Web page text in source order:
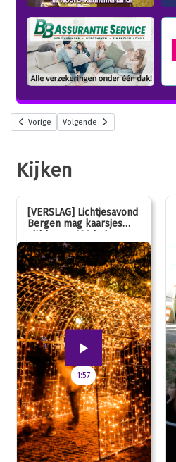
Vorige Volgende
Kijken
[VERSLAG] Lichtjesavond
Bergen mag kaarsjes
uitblazen: 100 jarig
jubileum!
1:57